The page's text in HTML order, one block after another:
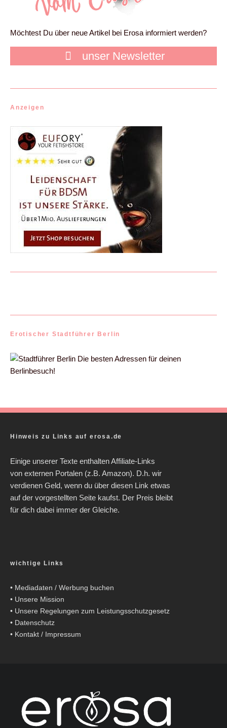
Möchtest Du über neue Artikel bei Erosa informiert werden?
unser Newsletter
Anzeigen
Erotischer Stadtführer Berlin
Die besten Adressen für deinen
Berlinbesuch!
Hinweis zu Links auf erosa.de
Einige unserer Texte enthalten Affiliate-Links
von externen Portalen (z.B. Amazon). D.h. wir
verdienen Geld, wenn du über diesen Link etwas
auf der vorgestellten Seite kaufst. Der Preis bleibt
für dich dabei immer der Gleiche.
wichtige Links
• Mediadaten / Werbung buchen
• Unsere Mission
• Unsere Regelungen zum Leistungsschutzgesetz
• Datenschutz
• Kontakt / Impressum